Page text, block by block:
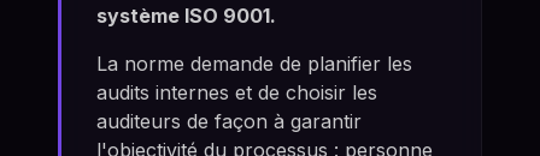
système ISO 9001.
La norme demande de planifier les
audits internes et de choisir les
auditeurs de façon à garantir
l'objectivité du processus : personne